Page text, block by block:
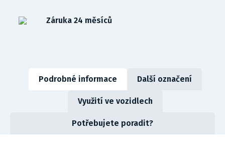
Záruka 24 měsíců
Podrobné informace Další označení
Využití ve vozidlech
Potřebujete poradit?